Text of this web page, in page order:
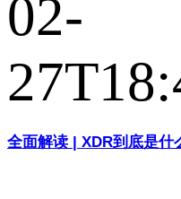
02-
全面解读 | XDR到底是什